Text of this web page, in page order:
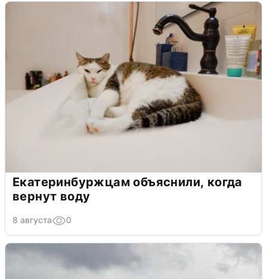
Екатеринбуржцам объяснили, когда
вернут воду
8 августа 0